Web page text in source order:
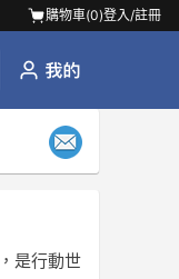
購物車(0)登入/註冊
是行動世